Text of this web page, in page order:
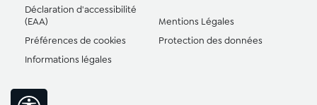
Déclaration d'accessibilité
(EAA)
Mentions Légales
Préférences de cookies
Protection des données
Informations légales